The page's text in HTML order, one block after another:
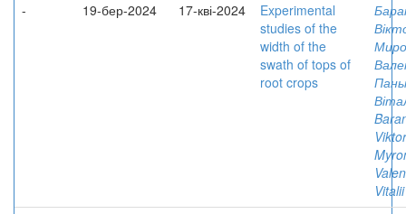
- 19-бер-2024 17-кві-2024
Experimental
studies of the
width of the
swath of tops of
root crops
Viktor
Vitalii